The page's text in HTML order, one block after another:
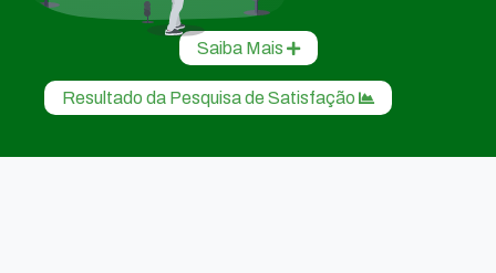
Saiba Mais
Resultado da Pesquisa de Satisfação